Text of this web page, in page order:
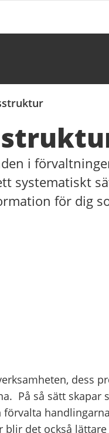
i
systematiskt
för dig
dess
På så sätt skapar
blir det också